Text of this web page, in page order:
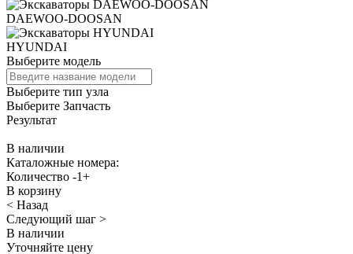
DAEWOO-DOOSAN
HYUNDAI
Выберите модель
Выберите тип узла
Выберите Запчасть
Результат
В наличии
Каталожные номера:
Количество -1+
В корзину
< Назад
Следующий шаг >
В наличии
Уточняйте цену